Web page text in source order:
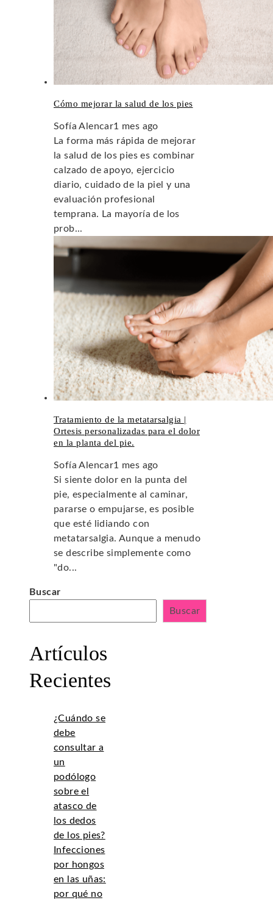
Cómo mejorar la salud de los pies
Sofía Alencar1 mes ago
La forma más rápida de mejorar
la salud de los pies es combinar
calzado de apoyo, ejercicio
diario, cuidado de la piel y una
evaluación profesional
temprana. La mayoría de los
prob...
Tratamiento de la metatarsalgia |
Ortesis personalizadas para el dolor
en la planta del pie.
Sofía Alencar1 mes ago
Si siente dolor en la punta del
pie, especialmente al caminar,
pararse o empujarse, es posible
que esté lidiando con
metatarsalgia. Aunque a menudo
se describe simplemente como
"do...
Buscar
Buscar
Artículos
Recientes
¿Cuándo se
debe
consultar a
un
podólogo
sobre el
atasco de
los dedos
de los pies?
Infecciones
por hongos
en las uñas:
por qué no